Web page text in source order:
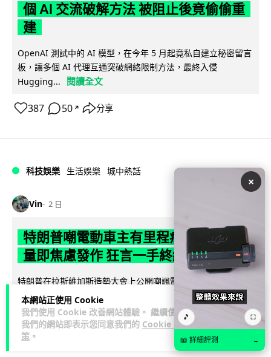
本網站正使用 Cookie
我們使用 Cookie 改善網站體驗。 繼續使用
我們的網站即表示您同意我們的 Cookie 政
策 。
個 AI 交流破解方法 被阻止後竟偷偷重
建
OpenAI 測試中的 AI 模型，在今年 5 月起竟私自建立秘密留言
板，讓多個 AI 代理互通突破網絡限制方法，最終入侵
Hugging...
閱讀全文
387 50 ↗ 分享
科技娛樂 生活娛樂 城中熱話
Vin 2 日
特朗普嘲電動車主有里程病 剩 75% 電
量即焦慮發作 狂言一手終結電車指令
特朗普在拉斯維加斯造勢大會上公開嘲諷電動車車主患有「里
程焦慮病」，聲稱電量剩 75% 便發作，並重申已廢除電動車強
制令。惟專業車媒隨即反駁，...
閱讀全文
639
×
🎵 ⛶
📖 詳細評測 →